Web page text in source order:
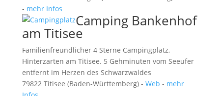
- mehr Infos
Camping Bankenhof
am Titisee
Familienfreundlicher 4 Sterne Campingplatz,
Hinterzarten am Titisee. 5 Gehminuten vom Seeufer
entfernt im Herzen des Schwarzwaldes
79822 Titisee (Baden-Württemberg) - Web - mehr